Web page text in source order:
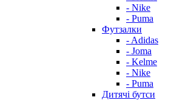
- Nike
- Puma
Футзалки
- Adidas
- Joma
- Kelme
- Nike
- Puma
Дитячі бутси